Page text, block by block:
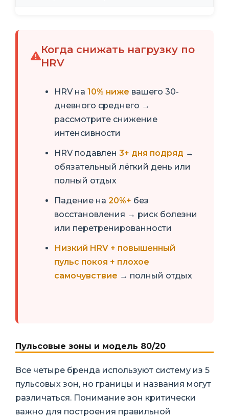
Когда снижать нагрузку по
HRV
HRV на 10% ниже вашего 30-
дневного среднего →
рассмотрите снижение
интенсивности
HRV подавлен 3+ дня подряд →
обязательный лёгкий день или
полный отдых
Падение на 20%+ без
восстановления → риск болезни
или перетренированности
Низкий HRV + повышенный
пульс покоя + плохое
самочувствие → полный отдых
Пульсовые зоны и модель 80/20
Все четыре бренда используют систему из 5
пульсовых зон, но границы и названия могут
различаться. Понимание зон критически
важно для построения правильной